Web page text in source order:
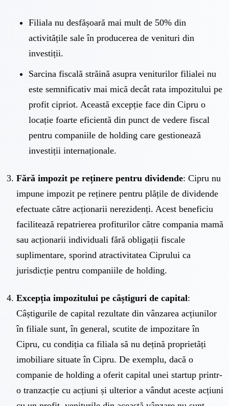
Filiala nu desfășoară mai mult de 50% din
activitățile sale în producerea de venituri din
investiții.
Sarcina fiscală străină asupra veniturilor filialei nu
este semnificativ mai mică decât rata impozitului pe
profit cipriot. Această excepție face din Cipru o
locație foarte eficientă din punct de vedere fiscal
pentru companiile de holding care gestionează
investiții internaționale.
Fără impozit pe reținere pentru dividende: Cipru nu
impune impozit pe reținere pentru plățile de dividende
efectuate către acționarii nerezidenți. Acest beneficiu
facilitează repatrierea profiturilor către compania mamă
sau acționarii individuali fără obligații fiscale
suplimentare, sporind atractivitatea Ciprului ca
jurisdicție pentru companiile de holding.
Excepția impozitului pe câștiguri de capital:
Câștigurile de capital rezultate din vânzarea acțiunilor
în filiale sunt, în general, scutite de impozitare în
Cipru, cu condiția ca filiala să nu dețină proprietăți
imobiliare situate în Cipru. De exemplu, dacă o
companie de holding a oferit capital unei startup printr-
o tranzacție cu acțiuni și ulterior a vândut aceste acțiuni